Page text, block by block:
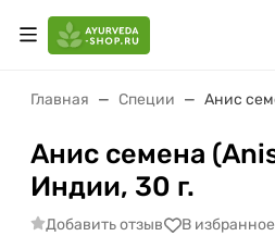
Главная Специи Анис
Анис семена
Индии, 30 г.
Добавить отзыв В избранное